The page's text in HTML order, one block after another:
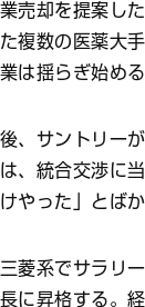
売却を提案し
複数の医薬大
は揺らぎ始める
、サントリーが
、統合交渉に
やった」とばか
菱系でサラリー
に昇格する。